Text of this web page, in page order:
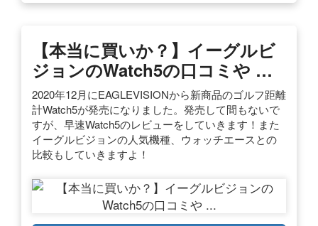
【本当に買いか？】イーグルビ
ジョンのWatch5の口コミや …
2020年12月にEAGLEVISIONから新商品のゴルフ距離
計Watch5が発売になりました。発売して間もないで
すが、早速Watch5のレビューをしていきます！また
イーグルビジョンの人気機種、ウォッチエースとの
比較もしていきますよ！